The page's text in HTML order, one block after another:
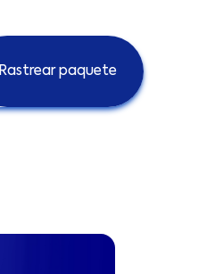
Rastrear paquete